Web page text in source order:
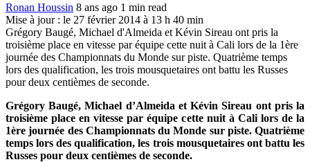
Ronan Houssin 8 ans ago 1 min read
Mise à jour : le 27 février 2014 à 13 h 40 min
Grégory Baugé, Michael d'Almeida et Kévin Sireau ont pris la
troisième place en vitesse par équipe cette nuit à Cali lors de la 1ère
journée des Championnats du Monde sur piste. Quatrième temps
lors des qualification, les trois mousquetaires ont battu les Russes
pour deux centièmes de seconde.
Grégory Baugé, Michael d’Almeida et Kévin Sireau ont pris la
troisième place en vitesse par équipe cette nuit à Cali lors de la
1ère journée des Championnats du Monde sur piste. Quatrième
temps lors des qualification, les trois mousquetaires ont battu les
Russes pour deux centièmes de seconde.